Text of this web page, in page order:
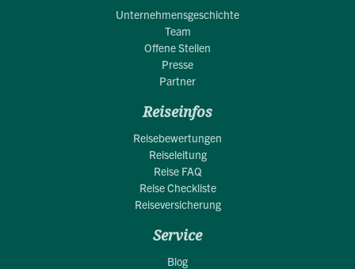
Unternehmensgeschichte
Team
Offene Stellen
Presse
Partner
Reiseinfos
Reisebewertungen
Reiseleitung
Reise FAQ
Reise Checkliste
Reiseversicherung
Service
Blog